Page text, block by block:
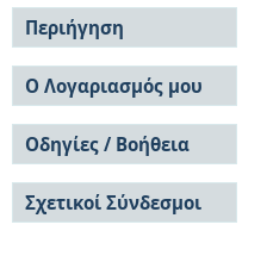
Περιήγηση
Σε όλο το DSpace
Κοινότητες & Συλλογές
Ανά Ημερομηνία
Έκδοσης
Συγγραφείς
Τίτλοι
Θέματα
Ο Λογαριασμός μου
Σύνδεση
Εγγραφή
Οδηγίες / Βοήθεια
Οδηγίες Υποβολής
Οδηγίες Χρήσης ΙΑ
Συχνές Ερωτήσεις
Σχετικοί Σύνδεσμοι